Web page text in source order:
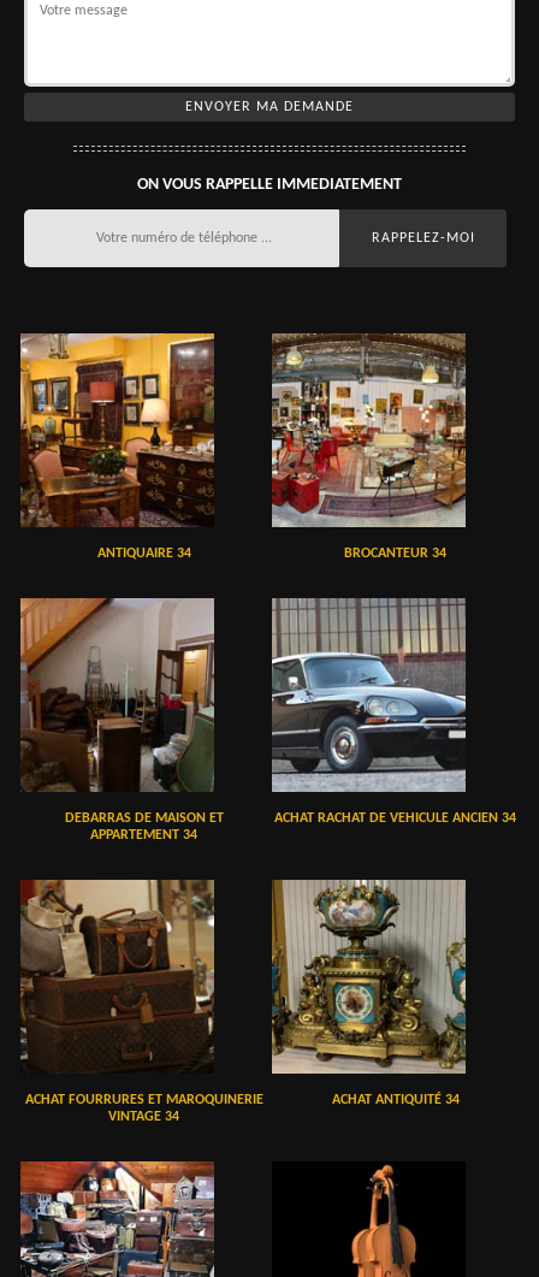
ON VOUS RAPPELLE IMMEDIATEMENT
ANTIQUAIRE 34 BROCANTEUR 34
DEBARRAS DE MAISON ET
APPARTEMENT 34
ACHAT RACHAT DE VEHICULE ANCIEN 34
ACHAT FOURRURES ET MAROQUINERIE
VINTAGE 34
ACHAT ANTIQUITÉ 34